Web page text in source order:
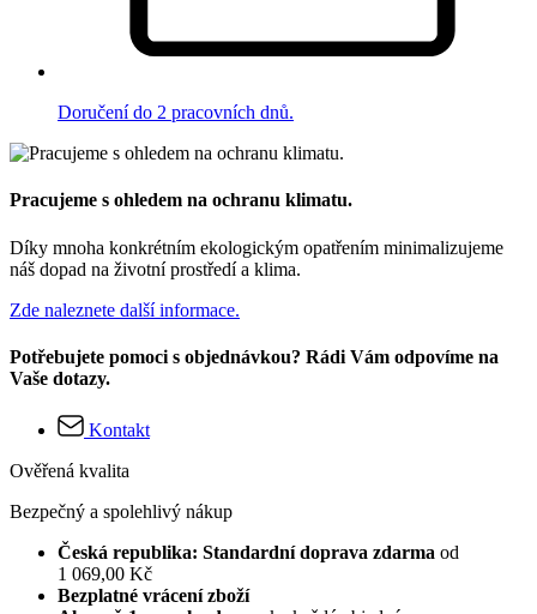
Doručení do 2 pracovních dnů.
Pracujeme s ohledem na ochranu klimatu.
Díky mnoha konkrétním ekologickým opatřením minimalizujeme
náš dopad na životní prostředí a klima.
Zde naleznete další informace.
Potřebujete pomoci s objednávkou? Rádi Vám odpovíme na
Vaše dotazy.
Kontakt
Ověřená kvalita
Bezpečný a spolehlivý nákup
Česká republika: Standardní doprava zdarma od
1 069,00 Kč
Bezplatné vrácení zboží